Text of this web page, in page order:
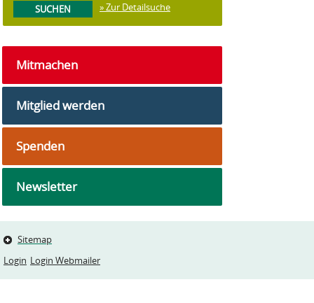
» Zur Detailsuche
Mitmachen
Mitglied werden
Spenden
Newsletter
Sitemap
Login Login Webmailer